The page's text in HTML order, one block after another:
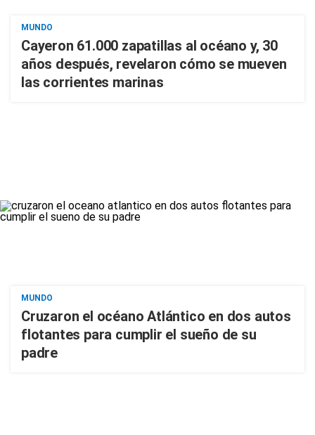
MUNDO
Cayeron 61.000 zapatillas al océano y, 30
años después, revelaron cómo se mueven
las corrientes marinas
MUNDO
Cruzaron el océano Atlántico en dos autos
flotantes para cumplir el sueño de su
padre